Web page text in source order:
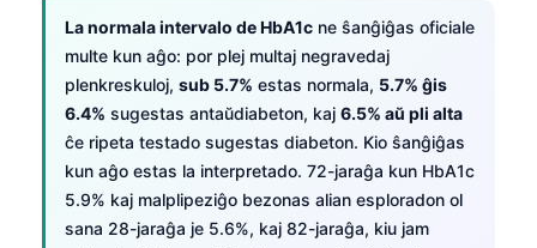
La normala intervalo de HbA1c ne ŝanĝiĝas oficiale
multe kun aĝo: por plej multaj negravedaj
plenkreskuloj, sub 5.7% estas normala, 5.7% ĝis
6.4% sugestas antaŭdiabeton, kaj 6.5% aŭ pli alta
ĉe ripeta testado sugestas diabeton. Kio ŝanĝiĝas
kun aĝo estas la interpretado. 72-jaraĝa kun HbA1c
5.9% kaj malplipeziĝo bezonas alian esploradon ol
sana 28-jaraĝa je 5.6%, kaj 82-jaraĝa, kiu jam